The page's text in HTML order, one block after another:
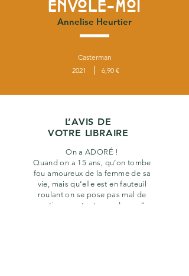
ENVOLE-MOI
Annelise Heurtier
Casterman
2021
6,90 €
L’AVIS DE
VOTRE LIBRAIRE
On a ADORÉ !
Quand on a 15 ans, qu’on tombe
fou amoureux de la femme de sa
vie, mais qu’elle est en fauteuil
roulant on se pose pas mal de
questions, surtout quand son rêve